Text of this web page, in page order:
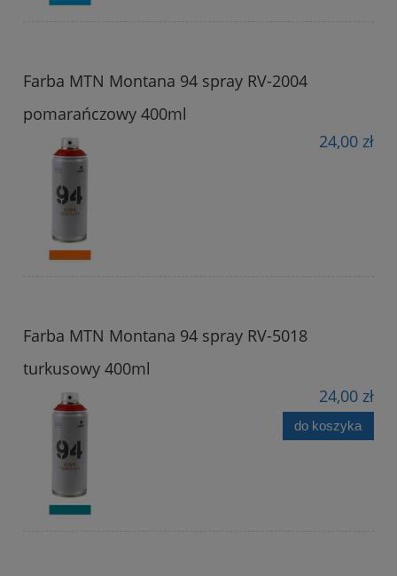
Farba MTN Montana 94 spray RV-2004
pomarańczowy 400ml
24,00 zł
Farba MTN Montana 94 spray RV-5018
turkusowy 400ml
24,00 zł
do koszyka